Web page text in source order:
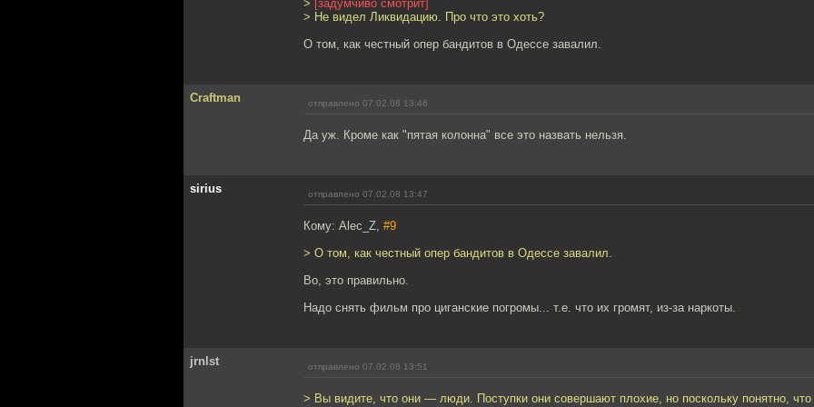
> [задумчиво смотрит]
> Не видел Ликвидацию. Про что это хоть?
О том, как честный опер бандитов в Одессе завалил.
Craftman отправлено 07.02.08 13:46
Да уж. Кроме как "пятая колонна" все это назвать нельзя.
sirius отправлено 07.02.08 13:47
Кому: Alec_Z, #9
> О том, как честный опер бандитов в Одессе завалил.
Во, это правильно.
Надо снять фильм про циганские погромы... т.е. что их громят, из-за наркоты.
jrnlst отправлено 07.02.08 13:51
> Вы видите, что они — люди. Поступки они совершают плохие, но поскольку понятно, что